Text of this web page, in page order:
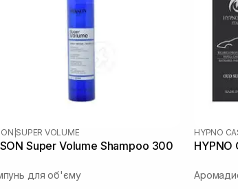
SUPER VOLUME
Super Volume Shampoo 300
для об'єму
HYPNO
HYPNO